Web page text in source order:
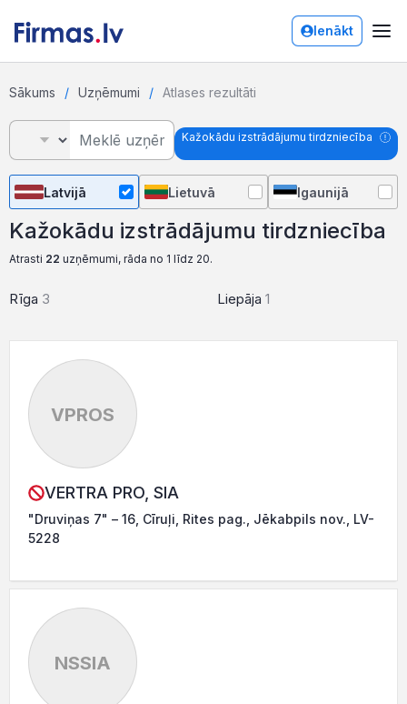
Ienākt
Sākums Uzņēmumi Atlases rezultāti
Kažokādu izstrādājumu tirdzniecība
Latvijā Lietuvā Igaunijā
Kažokādu izstrādājumu tirdzniecība
Atrasti 22 uzņēmumi, rāda no 1 līdz 20.
Rīga 3 Liepāja 1
VPROS
VERTRA PRO, SIA
"Druviņas 7" – 16, Cīruļi, Rites pag., Jēkabpils nov., LV-
5228
NSSIA